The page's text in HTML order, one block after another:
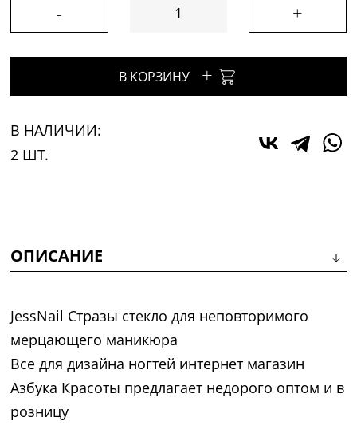
- +
В КОРЗИНУ +
В НАЛИЧИИ:
2 ШТ.
ОПИСАНИЕ
JessNail Стразы стекло для неповторимого
мерцающего маникюра
Все для дизайна ногтей интернет магазин
Азбука Красоты предлагает недорого оптом и в
розницу